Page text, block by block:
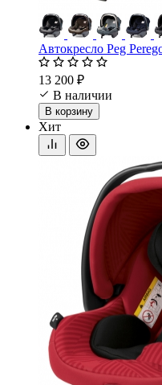
Автокресло Peg
13 200 ₽
В наличии
В корзину
Хит